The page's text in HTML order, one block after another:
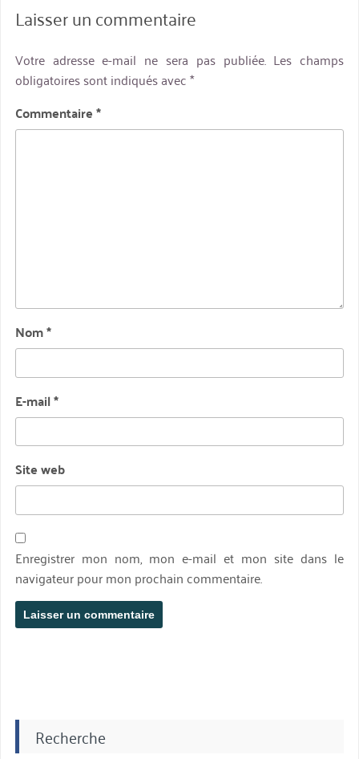
Laisser un commentaire
Votre adresse e-mail ne sera pas publiée. Les champs
obligatoires sont indiqués avec*
Commentaire*
Nom*
E-mail*
Site web
Enregistrer mon nom, mon e-mail et mon site dans le
navigateur pour mon prochain commentaire.
Recherche